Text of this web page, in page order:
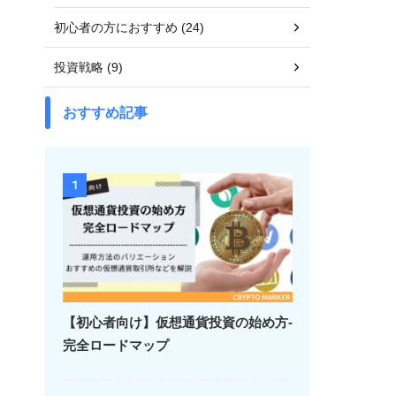
初心者の方におすすめ (24)
投資戦略 (9)
おすすめ記事
1
【初心者向け】仮想通貨投資の始め方-
完全ロードマップ